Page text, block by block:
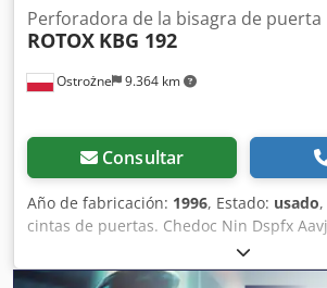
Ostrożne 9.364 km
Perforadora de la bisagra de puerta
ROTOX KBG 192
Consultar
Año de fabricación: 1996, Estado: usado
cintas de puertas. Chedoc Nin Dspfx